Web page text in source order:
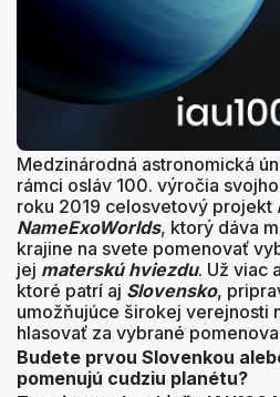
Medzinárodná astronomická
rámci osláv 100. výročia
roku 2019 celosvetový projekt
NameExoWorlds, ktorý dáva
krajine na svete pomenovať
jej materskú hviezdu. Už viac
ktoré patrí aj Slovensko,
umožňujúce širokej verejnosti
hlasovať za vybrané
Budete prvou Slovenkou
pomenujú cudziu planétu?